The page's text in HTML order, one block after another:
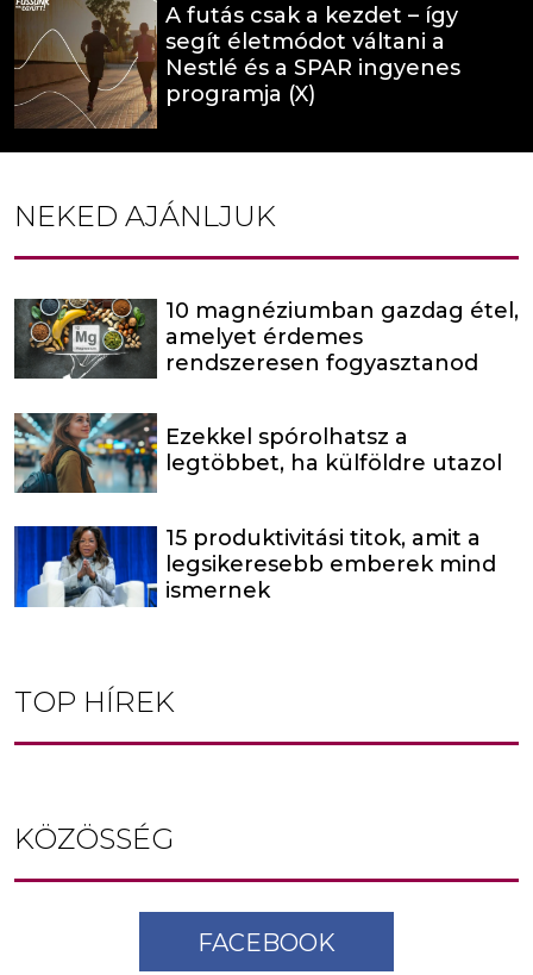
A futás csak a kezdet – így
segít életmódot váltani a
Nestlé és a SPAR ingyenes
programja (X)
NEKED AJÁNLJUK
10 magnéziumban gazdag étel,
amelyet érdemes
rendszeresen fogyasztanod
Ezekkel spórolhatsz a
legtöbbet, ha külföldre utazol
15 produktivitási titok, amit a
legsikeresebb emberek mind
ismernek
TOP HÍREK
KÖZÖSSÉG
FACEBOOK